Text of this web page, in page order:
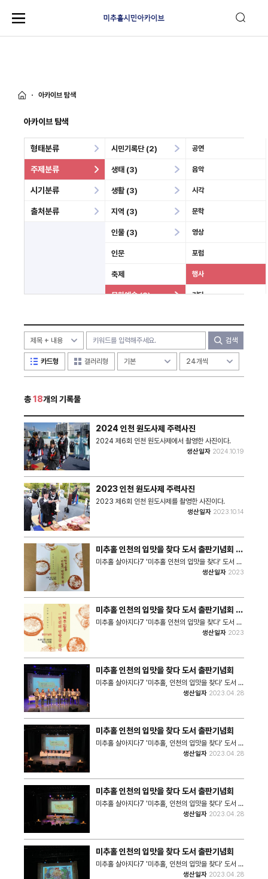
아카이브 탐색
아카이브 탐색
형태분류
주제분류
시민기록단 (2)
생태 (3)
생활 (3)
지역 (3)
인물 (3)
인문
축제
문화예술 (8)
공연
음악
시각
문학
영상
포럼
행사
기타
미분류
시기분류
출처분류
검색
카드형 갤러리형
총18개의 기록물
2024 인천 원도사제 주력사진
2024 제6회 인천 원도사제에서 촬영한 사진이다.
생산일자 2024.10.19
2023 인천 원도사제 주력사진
2023 제6회 인천 원도사제를 촬영한 사진이다.
생산일자 2023.10.14
미추홀 인천의 입맛을 찾다 도서 출판기념회 초
대장
미추홀 살아지다7 '미추홀 인천의 입맛을 찾다' 도서 출
판기념회의 초대장이다. 행사는 2023년 4월 28일
생산일자 2023
미추홀 인천의 입맛을 찾다 도서 출판기념회 초
대장
미추홀 살아지다7 '미추홀 인천의 입맛을 찾다' 도서 출
판기념회의 초대장이다. 행사는 2023년 4월 28일
생산일자 2023
미추홀 인천의 입맛을 찾다 도서 출판기념회
미추홀 살아지다7 '미추홀, 인천의 입맛을 찾다' 도서 출
판기념회가 끝난 후 촬영한 단체사진이다. • 촬영장소:
생산일자 2023.04.28
미추홀 인천의 입맛을 찾다 도서 출판기념회
미추홀 살아지다7 '미추홀, 인천의 입맛을 찾다' 도서 출
판기념회 사진이다. 도서의 필진인 학산미담식회가 무대
진크기: 4032x3024 • 사진장수: 5장
생산일자 2023.04.28
미추홀 인천의 입맛을 찾다 도서 출판기념회
미추홀 살아지다7 '미추홀, 인천의 입맛을 찾다' 도서 출
판기념회 사진이다. 축하공연으로 '꼴라보_준수한 밴
4032x3024 • 사진장수: 2장
생산일자 2023.04.28
미추홀 인천의 입맛을 찾다 도서 출판기념회
미추홀 살아지다7 '미추홀, 인천의 입맛을 찾다' 도서 출
판기념회 사진이다. 도서의 필진인 학산미담식회가 무대
생산일자 2023.04.28